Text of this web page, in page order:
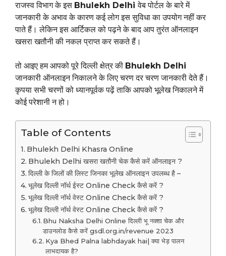
राजस्व विभाग के इस Bhulekh Delhiवेब पोर्टल के बारे में
जानकारी के अभाव के कारण कई लोग इस सुविधा का उपयोग नहीं कर
पाते हैं। लेकिन इस आर्टिकल को पढ़ने के बाद आप तुरंत ऑनलाइन
खसरा खतौनी की नकल प्राप्त कर सकते हैं।
तो आइए हम आपको पूरे दिल्ली क्षेत्र की Bhulekh Delhi
जानकारी ऑनलाइन निकालने के लिए चरण दर चरण जानकारी देते हैं।
कृपया सभी चरणों को ध्यानपूर्वक पढ़ें ताकि आपको भूलेख निकालने में
कोई परेशानी न हो।
Table of Contents
Bhulekh Delhi Khasra Online
Bhulekh Delhi खसरा खतौनी चेक कैसे करें ऑनलाइन ?
दिल्ली के जिलों की लिस्ट जिनका भूलेख ऑनलाइन उपलब्ध है –
भूलेख दिल्ली नॉर्थ ईस्ट Online Check कैसे करें ?
भूलेख दिल्ली नॉर्थ वेस्ट Online Check कैसे करें ?
भूलेख दिल्ली नॉर्थ वेस्ट Online Check कैसे करें ?
Bhu Naksha Delhi Online दिल्ली भू नक्शा चेक और
डाउनलोड कैसे करें gsdl.org.in/revenue 2023
Kya Bhed Palna labhdayak hai| क्या भेड़ पालन
लाभदायक है?